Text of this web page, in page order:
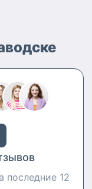
последние 12